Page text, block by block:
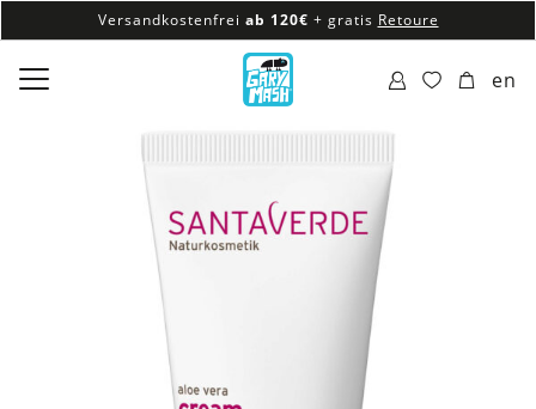
Versandkostenfrei ab 120€ + gratis Retoure
100% veganes & fair produziertes Sortiment
Versandkostenfrei ab 120€
en